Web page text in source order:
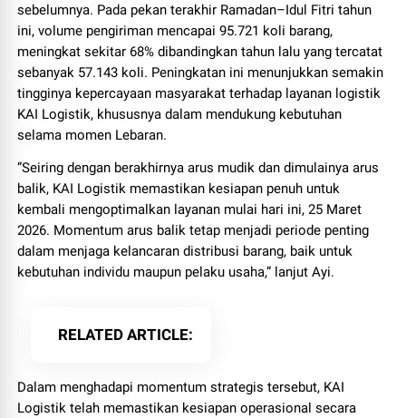
sebelumnya. Pada pekan terakhir Ramadan–Idul Fitri tahun
ini, volume pengiriman mencapai 95.721 koli barang,
meningkat sekitar 68% dibandingkan tahun lalu yang tercatat
sebanyak 57.143 koli. Peningkatan ini menunjukkan semakin
tingginya kepercayaan masyarakat terhadap layanan logistik
KAI Logistik, khususnya dalam mendukung kebutuhan
selama momen Lebaran.
”Seiring dengan berakhirnya arus mudik dan dimulainya arus
balik, KAI Logistik memastikan kesiapan penuh untuk
kembali mengoptimalkan layanan mulai hari ini, 25 Maret
2026. Momentum arus balik tetap menjadi periode penting
dalam menjaga kelancaran distribusi barang, baik untuk
kebutuhan individu maupun pelaku usaha,” lanjut Ayi.
RELATED ARTICLE
Dalam menghadapi momentum strategis tersebut, KAI
Logistik telah memastikan kesiapan operasional secara